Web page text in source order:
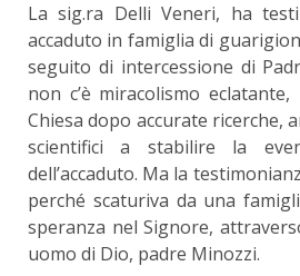
La sig.ra Delli Veneri, ha
accaduto in famiglia di
seguito di intercessione di
non c’è miracolismo
Chiesa dopo accurate ricerche,
scientifici a stabilire la
dell’accaduto. Ma la
perché scaturiva da una
speranza nel Signore,
uomo di Dio, padre Minozzi.